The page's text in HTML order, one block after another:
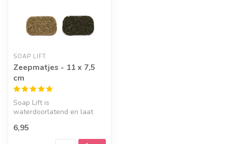
SOAP LIFT
Zeepmatjes - 11 x 7,5
cm
Soap Lift is
waterdoorlatend en laat
zeep. Kies een kl...
6,95